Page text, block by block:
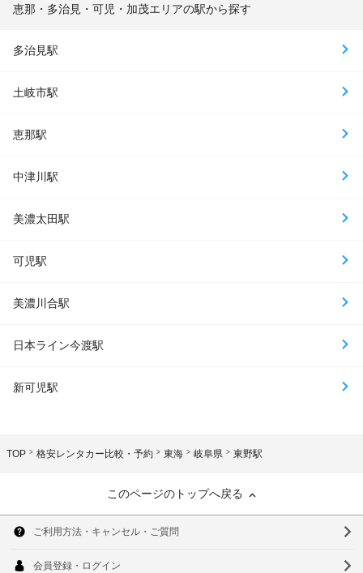
恵那・多治見・可児・加茂エリアの駅から探す
多治見駅
土岐市駅
恵那駅
中津川駅
美濃太田駅
可児駅
美濃川合駅
日本ライン今渡駅
新可児駅
TOP 格安レンタカー比較・予約 東海 岐阜県 東野駅
このページのトップへ戻る